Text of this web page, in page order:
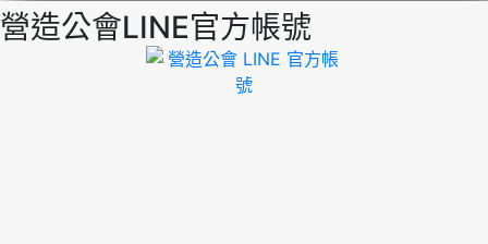
營造公會LINE官方帳號